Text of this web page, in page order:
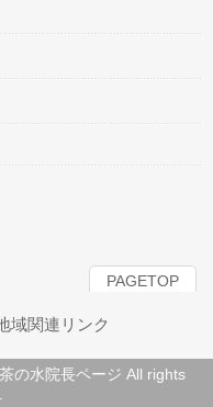
PAGETOP
域関連リンク
の水院長ページ All rights